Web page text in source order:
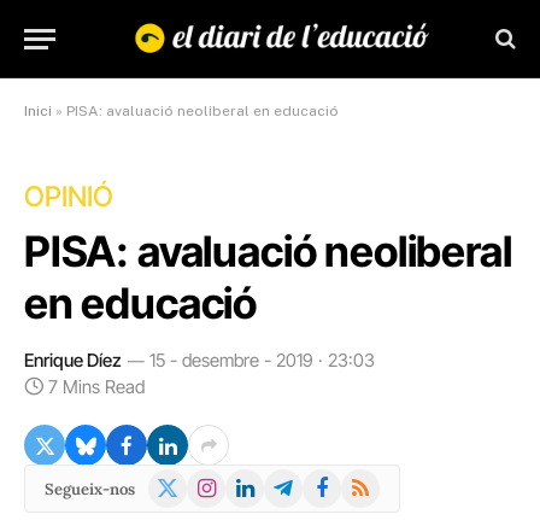
Inici » PISA: avaluació neoliberal en educació
OPINIÓ
PISA: avaluació neoliberal
en educació
Enrique Díez
15 - desembre - 2019 · 23:03
7 Mins Read
Segueix-nos
X
Instagram
LinkedInTelegramFacebook
RSS